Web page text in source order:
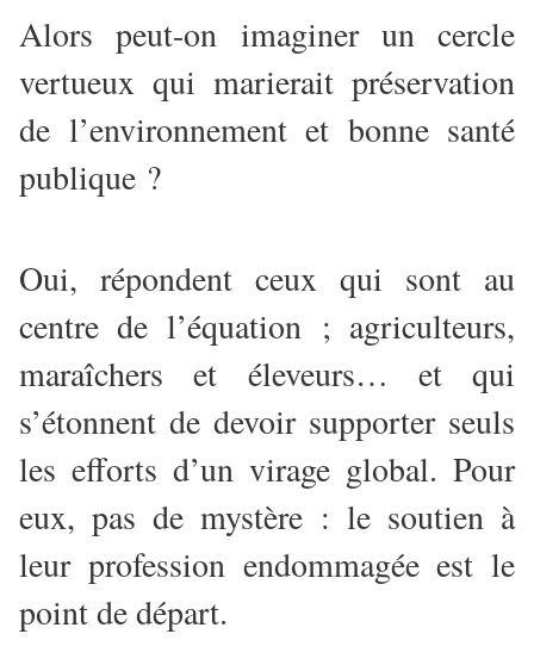
Alors peut-on imaginer un cercle
vertueux qui marierait préservation
de l’environnement et bonne santé
publique ?
Oui, répondent ceux qui sont au
centre de l’équation ; agriculteurs,
maraîchers et éleveurs… et qui
s’étonnent de devoir supporter seuls
les efforts d’un virage global. Pour
eux, pas de mystère : le soutien à
leur profession endommagée est le
point de départ.